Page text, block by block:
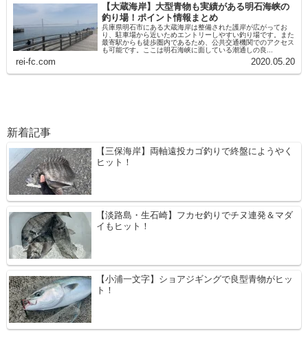
【大蔵海岸】大型青物も実績がある明石海峡の
釣り場！ポイント情報まとめ
兵庫県明石市にある大蔵海岸は整備された護岸が広がってお
り、駐車場から近いためエントリーしやすい釣り場です。また
最寄駅からも徒歩圏内であるため、公共交通機関でのアクセス
も可能です。ここは明石海峡に面している潮通しの良...
rei-fc.com 2020.05.20
新着記事
【三保海岸】両軸遠投カゴ釣りで終盤にようやく
ヒット！
【淡路島・生石崎】フカセ釣りでチヌ連発＆マダ
イもヒット！
【小浦一文字】ショアジギングで良型青物がヒッ
ト！